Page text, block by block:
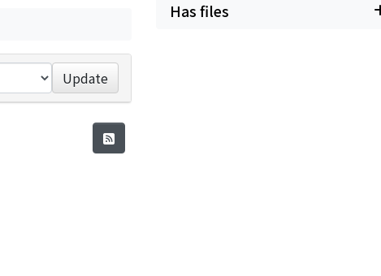
Update
Has files